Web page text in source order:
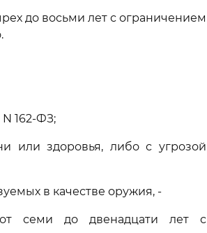
до восьми лет с ограничением
162-ФЗ;
или здоровья, либо с угрозой
в качестве оружия, -
семи до двенадцати лет с